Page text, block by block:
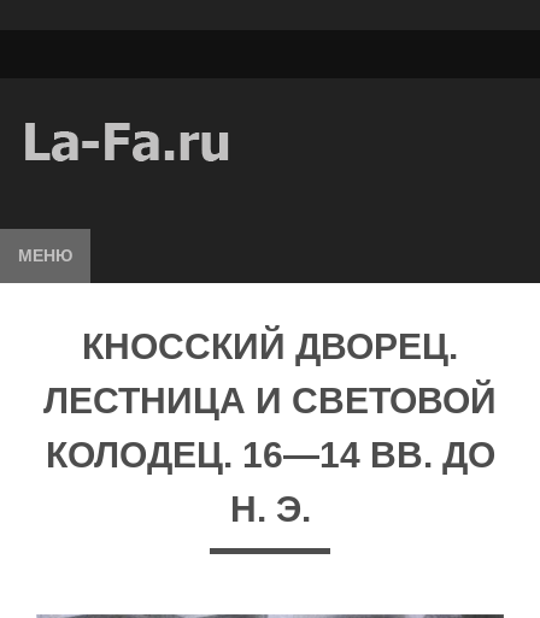
МЕНЮ
КНОССКИЙ ДВОРЕЦ.
ЛЕСТНИЦА И СВЕТОВОЙ
КОЛОДЕЦ. 16—14 ВВ. ДО
Н. Э.